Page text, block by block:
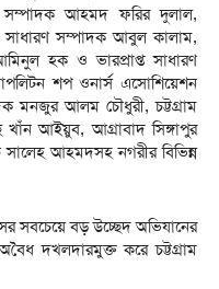
আহমদ ফরির দুলাল,
সাধারণ সম্পাদক আবুল কালাম,
হক ও ভারপ্রাপ্ত সাধারণ
শপ ওনার্স এসোশিয়েশন
মনজুর আলম চৌধুরী, চট্টগ্রাম
খাঁন আইয়ুব, আগ্রাবাদ সিঙ্গাপুর
সালেহ আহমদসহ নগরীর বিভিন্ন
সবচেয়ে বড় উচ্ছেদ অভিযানের
দখলদারমুক্ত করে চট্টগ্রাম